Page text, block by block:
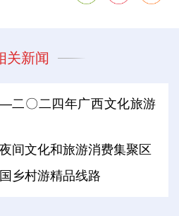
关新闻
二〇二四年广西文化旅游
间文化和旅游消费集聚区
乡村游精品线路